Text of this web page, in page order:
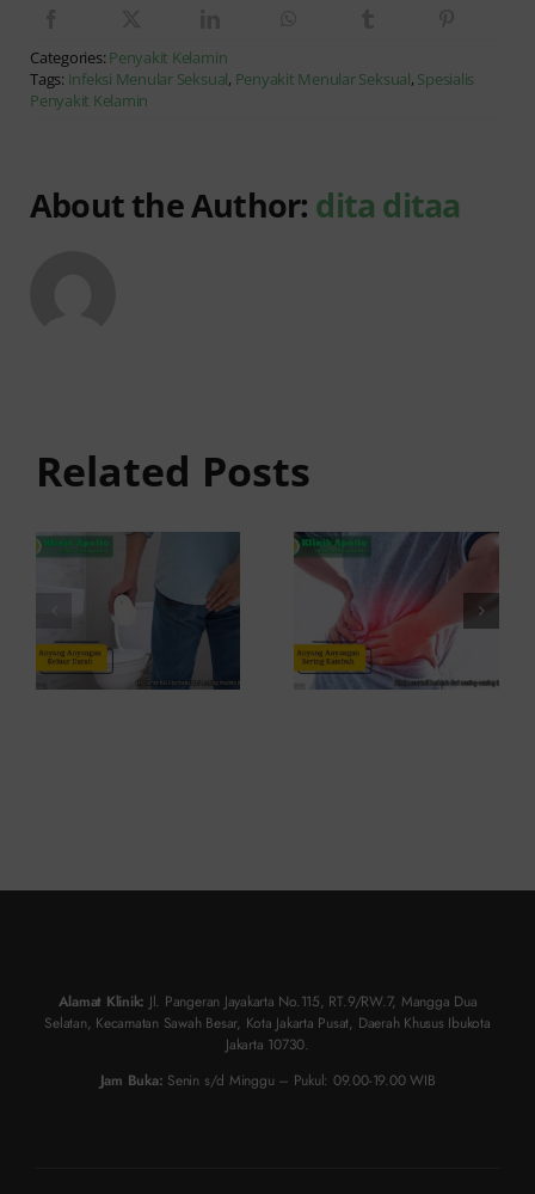
Categories: Penyakit Kelamin
Tags: Infeksi Menular Seksual, Penyakit Menular Seksual, Spesialis
Penyakit Kelamin
About the Author: dita ditaa
Related Posts
Darah:
Penyebab
dan Kapan
ke Dokter
Kambuh
dan Cara
Atasinya
Alamat Klinik: Jl. Pangeran Jayakarta No.115, RT.9/RW.7, Mangga Dua
Selatan, Kecamatan Sawah Besar, Kota Jakarta Pusat, Daerah Khusus Ibukota
Jakarta 10730.
Jam Buka: Senin s/d Minggu – Pukul: 09.00-19.00 WIB